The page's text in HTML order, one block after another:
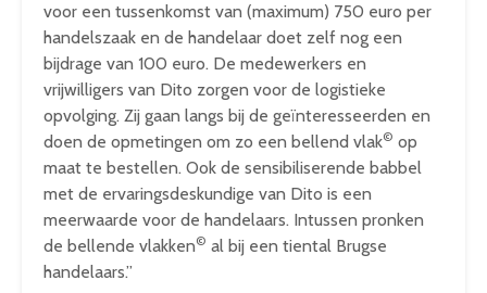
voor een tussenkomst van (maximum) 750 euro per
handelszaak en de handelaar doet zelf nog een
bijdrage van 100 euro. De medewerkers en
vrijwilligers van Dito zorgen voor de logistieke
opvolging. Zij gaan langs bij de geïnteresseerden en
doen de opmetingen om zo een bellend vlak© op
maat te bestellen. Ook de sensibiliserende babbel
met de ervaringsdeskundige van Dito is een
meerwaarde voor de handelaars. Intussen pronken
de bellende vlakken© al bij een tiental Brugse
handelaars.”